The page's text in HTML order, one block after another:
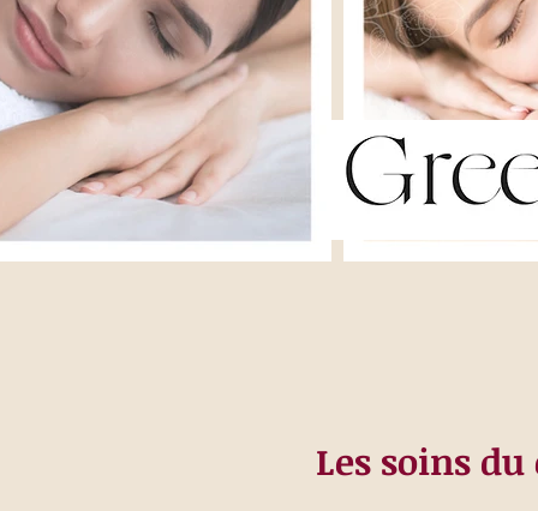
Les soins